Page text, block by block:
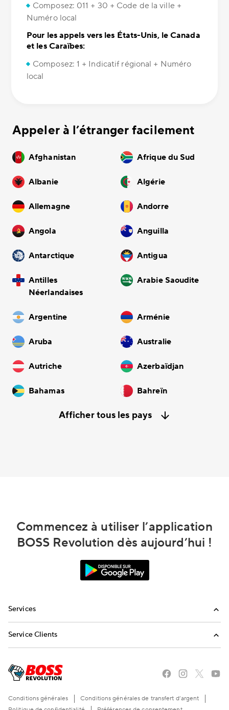
Composez: 011 + 30 + Code de la ville +
Numéro local
Pour les appels vers les États-Unis, le Canada
et les Caraïbes:
Composez: 1 + Indicatif régional + Numéro
local
Appeler à l’étranger facilement
Afghanistan Afrique du Sud
Albanie Algérie
Allemagne Andorre
Angola Anguilla
Antarctique Antigua
Antilles
Néerlandaises
Arabie Saoudite
Argentine Arménie
Aruba Australie
Autriche Azerbaïdjan
Bahamas Bahreïn
Afficher tous les pays
Commencez à utiliser l’application
BOSS Revolution dès aujourd’hui !
Services
Envoi de réapprovisionnements
Service Clients
Envoyez-nous un email
Conditions générales
Conditions générales de transfert d’argent